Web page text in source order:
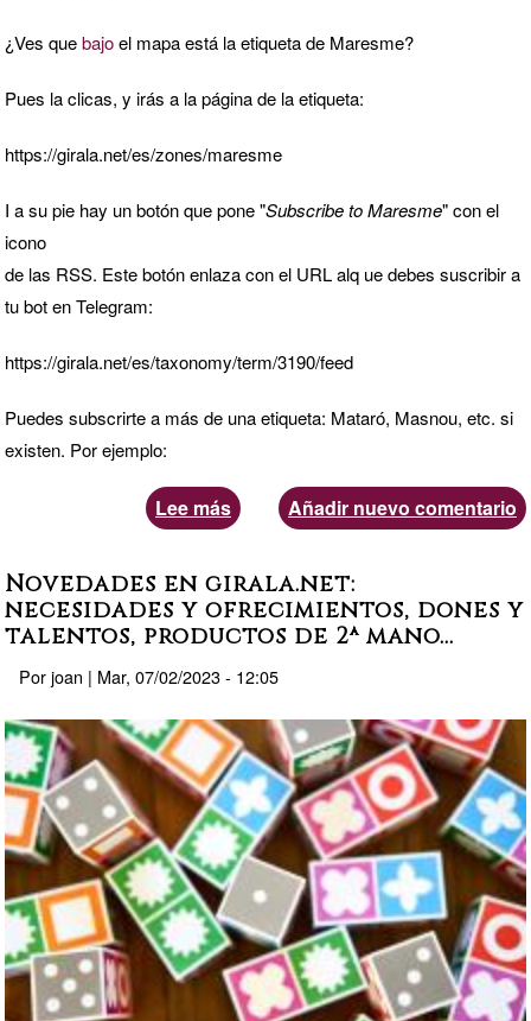
¿Ves quebajoel mapa está la etiqueta de Maresme?
Pues la clicas, y irás a la página de la etiqueta:
https://girala.net/es/zones/maresme
I a su pie hay un botón que pone "Subscribe to Maresme" con el
icono
de las RSS. Este botón enlaza con el URL alq ue debes suscribir a
tu bot en Telegram:
https://girala.net/es/taxonomy/term/3190/feed
Puedes subscrirte a más de una etiqueta: Mataró, Masnou, etc. si
existen. Por ejemplo:
Lee más sobre
subscrivir
vuestro
grupo
de
a
los
anuncios
que
se
publican
en
vuestra
región,
Añadir nuevo comentario
Novedades en girala.net:
necesidades y ofrecimientos, dones y
talentos, productos de 2ª mano...
Porjoan | Mar, 07/02/2023 - 12:05